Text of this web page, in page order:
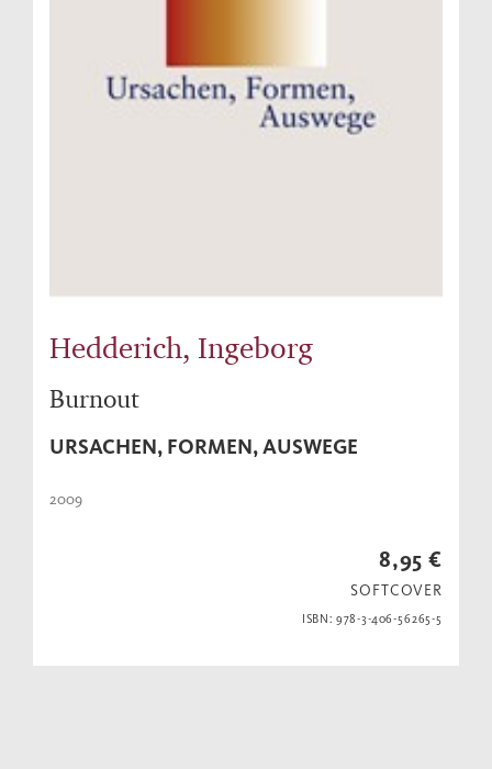
Hedderich, Ingeborg
Burnout
URSACHEN, FORMEN, AUSWEGE
2009
8,95 €
SOFTCOVER
ISBN: 978-3-406-56265-5